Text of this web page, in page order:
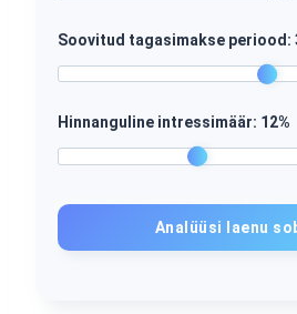
Soovitud tagasimakse periood:
Hinnanguline intressimäär: 12%
Analüüsi laenu